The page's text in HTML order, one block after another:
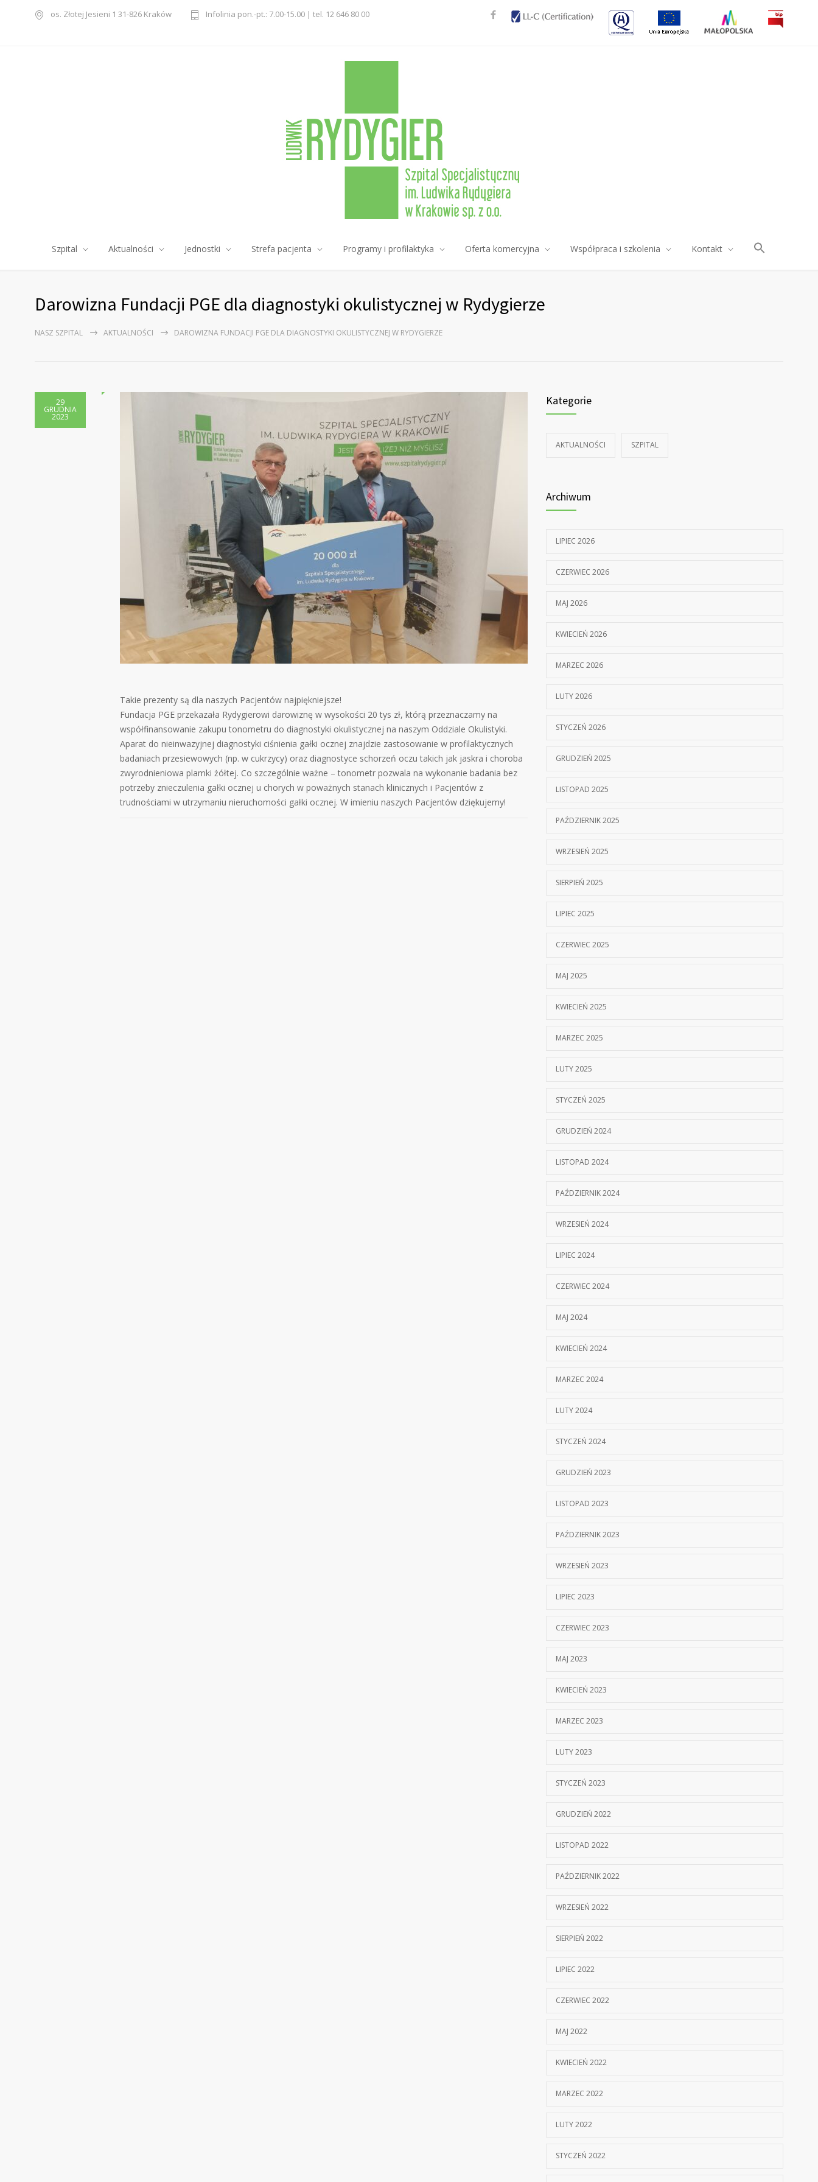
os. Złotej Jesieni 1 31-826 Kraków Infolinia pon.-pt.: 7.00-15.00 | tel. 12 646 80 00
Szpital Aktualności Jednostki Strefa pacjenta Programy i profilaktyka Oferta komercyjna Współpraca i szkolenia Kontakt
Darowizna Fundacji PGE dla diagnostyki okulistycznej w Rydygierze
NASZ SZPITAL AKTUALNOŚCI DAROWIZNA FUNDACJI PGE DLA DIAGNOSTYKI OKULISTYCZNEJ W RYDYGIERZE
29
GRUDNIA
2023
Takie prezenty są dla naszych Pacjentów najpiękniejsze!
Fundacja PGE przekazała Rydygierowi darowiznę w wysokości 20 tys zł, którą przeznaczamy na
współfinansowanie zakupu tonometru do diagnostyki okulistycznej na naszym Oddziale Okulistyki.
Aparat do nieinwazyjnej diagnostyki ciśnienia gałki ocznej znajdzie zastosowanie w profilaktycznych
badaniach przesiewowych (np. w cukrzycy) oraz diagnostyce schorzeń oczu takich jak jaskra i choroba
zwyrodnieniowa plamki żółtej. Co szczególnie ważne – tonometr pozwala na wykonanie badania bez
potrzeby znieczulenia gałki ocznej u chorych w poważnych stanach klinicznych i Pacjentów z
trudnościami w utrzymaniu nieruchomości gałki ocznej. W imieniu naszych Pacjentów dziękujemy!
Kategorie
AKTUALNOŚCI SZPITAL
Archiwum
LIPIEC 2026
CZERWIEC 2026
MAJ 2026
KWIECIEŃ 2026
MARZEC 2026
LUTY 2026
STYCZEŃ 2026
GRUDZIEŃ 2025
LISTOPAD 2025
PAŹDZIERNIK 2025
WRZESIEŃ 2025
SIERPIEŃ 2025
LIPIEC 2025
CZERWIEC 2025
MAJ 2025
KWIECIEŃ 2025
MARZEC 2025
LUTY 2025
STYCZEŃ 2025
GRUDZIEŃ 2024
LISTOPAD 2024
PAŹDZIERNIK 2024
WRZESIEŃ 2024
LIPIEC 2024
CZERWIEC 2024
MAJ 2024
KWIECIEŃ 2024
MARZEC 2024
LUTY 2024
STYCZEŃ 2024
GRUDZIEŃ 2023
LISTOPAD 2023
PAŹDZIERNIK 2023
WRZESIEŃ 2023
LIPIEC 2023
CZERWIEC 2023
MAJ 2023
KWIECIEŃ 2023
MARZEC 2023
LUTY 2023
STYCZEŃ 2023
GRUDZIEŃ 2022
LISTOPAD 2022
PAŹDZIERNIK 2022
WRZESIEŃ 2022
SIERPIEŃ 2022
LIPIEC 2022
CZERWIEC 2022
MAJ 2022
KWIECIEŃ 2022
MARZEC 2022
LUTY 2022
STYCZEŃ 2022